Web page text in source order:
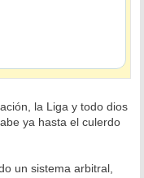
la Liga y todo dios
ya hasta el culerdo
un sistema arbitral,